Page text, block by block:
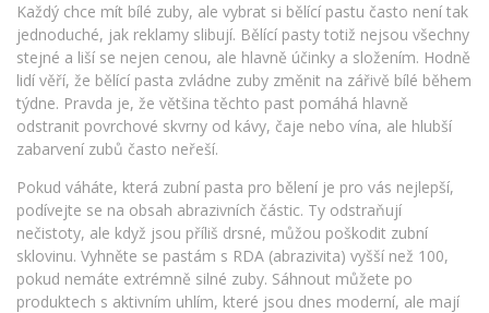
Každý chce mít bílé zuby, ale vybrat si bělící pastu často není tak
jednoduché, jak reklamy slibují. Bělící pasty totiž nejsou všechny
stejné a liší se nejen cenou, ale hlavně účinky a složením. Hodně
lidí věří, že bělící pasta zvládne zuby změnit na zářivě bílé během
týdne. Pravda je, že většina těchto past pomáhá hlavně
odstranit povrchové skvrny od kávy, čaje nebo vína, ale hlubší
zabarvení zubů často neřeší.
Pokud váháte, která zubní pasta pro bělení je pro vás nejlepší,
podívejte se na obsah abrazivních částic. Ty odstraňují
nečistoty, ale když jsou příliš drsné, můžou poškodit zubní
sklovinu. Vyhněte se pastám s RDA (abrazivita) vyšší než 100,
pokud nemáte extrémně silné zuby. Sáhnout můžete po
produktech s aktivním uhlím, které jsou dnes moderní, ale mají